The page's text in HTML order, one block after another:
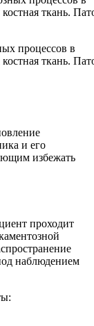
процессов в
ткань.
и его
избежать
проходит
наблюдением